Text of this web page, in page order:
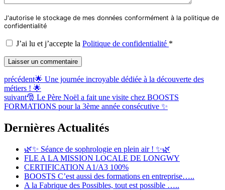
J'autorise le stockage de mes données conformément à la politique de
confidentialité
J’ai lu et j’accepte la Politique de confidentialité *
précédent🌟 Une journée incroyable dédiée à la découverte des
métiers ! 🌟
suivant🎅 Le Père Noël a fait une visite chez BOOSTS
FORMATIONS pour la 3ème année consécutive ✨
Dernières Actualités
🌿✨ Séance de sophrologie en plein air ! ✨🌿
FLE A LA MISSION LOCALE DE LONGWY
CERTIFICATION A1/A3 100%
BOOSTS C’est aussi des formations en entreprise…..
A la Fabrique des Possibles, tout est possible …..